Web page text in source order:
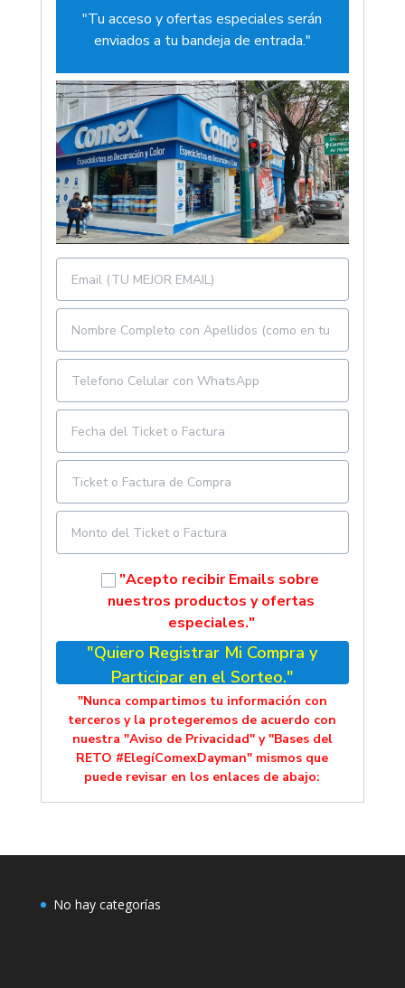
"Tu acceso y ofertas especiales serán
enviados a tu bandeja de entrada."
"Acepto recibir Emails sobre
nuestros productos y ofertas
especiales."
"Quiero Registrar Mi Compra y
Participar en el Sorteo."
"Nunca compartimos tu información con
terceros y la protegeremos de acuerdo con
nuestra "Aviso de Privacidad" y "Bases del
RETO #ElegíComexDayman" mismos que
puede revisar en los enlaces de abajo:
No hay categorías